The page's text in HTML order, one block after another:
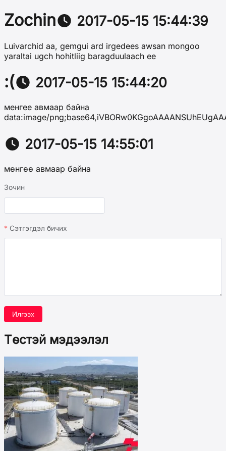
Zochin 2017-05-15 15:44:39
Luivarchid aa, gemgui ard irgedees awsan mongoo
yaraltai ugch hohitliig baragduulaach ee
:( 2017-05-15 15:44:20
менгее авмаар байна
data:image/
2017-05-15 14:55:01
мөнгөө авмаар байна
Зочин
Сэтгэгдэл бичих
Илгээх
Төстэй мэдээлэл